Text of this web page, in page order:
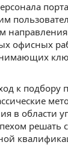
офисных
к подбору
в области
решать